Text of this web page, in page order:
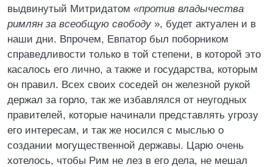
выдвинутый Митридатом «против владычества
римлян за всеобщую свободу », будет актуален и в
наши дни. Впрочем, Евпатор был поборником
справедливости только в той степени, в которой это
касалось его лично, а также и государства, которым
он правил. Всех своих соседей он железной рукой
держал за горло, так же избавлялся от неугодных
правителей, которые начинали представлять угрозу
его интересам, и так же носился с мыслью о
создании могущественной державы. Царю очень
хотелось, чтобы Рим не лез в его дела, не мешал